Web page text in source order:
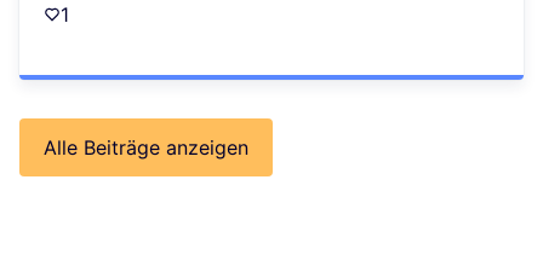
1
Alle Beiträge anzeigen